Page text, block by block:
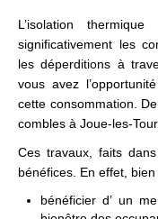
L’isolation
significativement les
les déperditions à
vous avez
cette consommation.
combles à Joue-les-
Ces travaux, faits
bénéfices. En effet,
bénéficier d’ un